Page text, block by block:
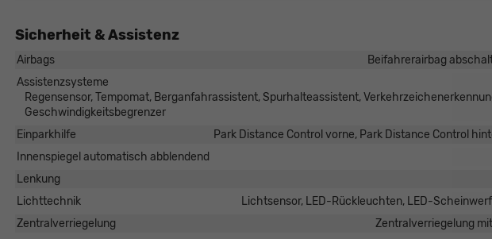
Sicherheit & Assistenz
Airbags
Beifahrerairbag
Assistenzsysteme
Regensensor, Tempomat, Berganfahrassistent, Spurhalteassistent,
Geschwindigkeitsbegrenzer
Einparkhilfe
Park Distance Control vorne, Park Distance Control
Innenspiegel automatisch abblendend
Lenkung
Lichttechnik
Lichtsensor, LED-Rückleuchten, LED-
Zentralverriegelung
Zentralverriegelung